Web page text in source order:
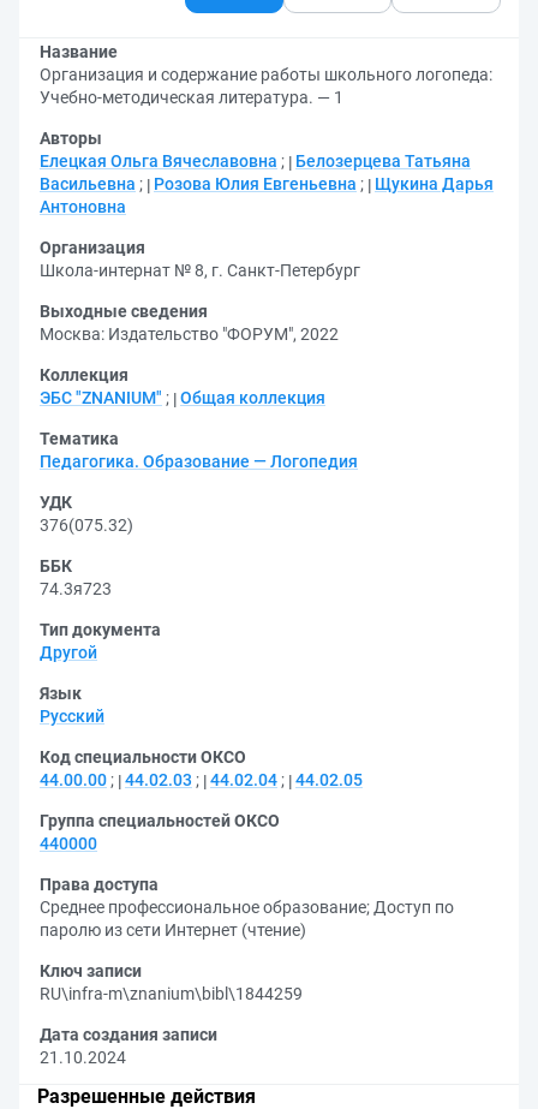
Название
Организация и содержание работы школьного логопеда:
Учебно-методическая литература. — 1
Авторы
Елецкая Ольга Вячеславовна ;
Белозерцева Татьяна
Васильевна ; Розова Юлия Евгеньевна ;
Щукина Дарья
Антоновна
Организация
Школа-интернат № 8, г. Санкт-Петербург
Выходные сведения
Москва: Издательство "ФОРУМ", 2022
Коллекция
ЭБС "ZNANIUM" ; Общая коллекция
Тематика
Педагогика. Образование — Логопедия
УДК
376(075.32)
ББК
74.3я723
Тип документа
Другой
Язык
Русский
Код специальности ОКСО
44.00.00 ; 44.02.03 ; 44.02.04 ; 44.02.05
Группа специальностей ОКСО
440000
Права доступа
Среднее профессиональное образование; Доступ по
паролю из сети Интернет (чтение)
Ключ записи
RU\infra-m\znanium\bibl\1844259
Дата создания записи
21.10.2024
Разрешенные действия